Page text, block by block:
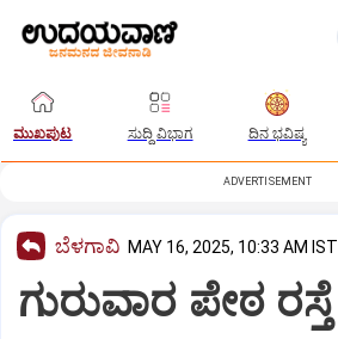
ಮುಖಪುಟ ಸುದ್ದಿ ವಿಭಾಗ ದಿನ ಭವಿಷ್ಯ
ADVERTISEMENT
ಬೆಳಗಾವಿ MAY 16, 2025, 10:33 AM IST
ಗುರುವಾರ ಪೇಠ ರಸ್ತೆ